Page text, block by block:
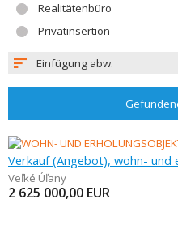
Realitätenbüro
Privatinsertion
Einfügung abw.
Verkauf (Angebot), wohn- und
Veľké Úľany
2 625 000,00 EUR